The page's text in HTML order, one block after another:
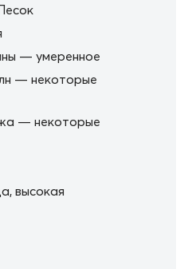
— умеренное
— некоторые
— некоторые
высокая